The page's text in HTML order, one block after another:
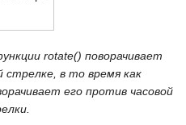
rotate() поворачивает
стрелке, в то время как
его против часовой